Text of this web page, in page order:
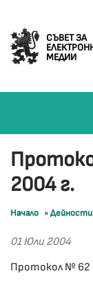
СЪВЕТ ЗА
МЕДИИ
2004 г.
Начало »Дейности
01 Юли 2004
Протокол № 62